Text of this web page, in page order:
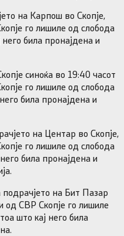
на Карпош во Скопје,
го лишиле од слобода
била пронајдена и
синоќа во 19:40 часот
го лишиле од слобода
била пронајдена и
на Центар во Скопје,
го лишиле од слобода
била пронајдена и
на Бит Пазар
од СВР Скопје го лишиле
што кај него била